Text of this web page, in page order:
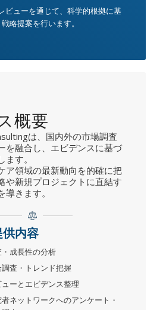
ビューを通じて、科学的根拠に基
略提案を行います。
概要
は、国内外の市場調査
を融合し、エビデンスに基づ
ます。
ア領域の最新動向を的確に把
や新規プロジェクトに直結す
導きます。
内容
成長性の分析
査・トレンド把握
ーとエビデンス整理
ネットワークへのアンケート・